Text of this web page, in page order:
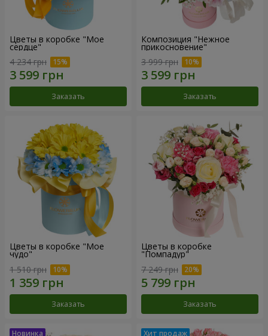
Цветы в коробке "Мое
сердце"
4 234 грн
Заказать
Композиция "Нежное
прикосновение"
3 999 грн
Заказать
Цветы в коробке "Мое
чудо"
1 510 грн
Заказать
Цветы в коробке
"Помпадур"
7 249 грн
Заказать